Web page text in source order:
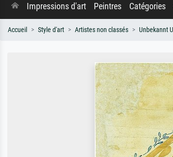
Impressions d'art Peintres Catégories
Accueil Style d'art Artistes non classés Unbekannt